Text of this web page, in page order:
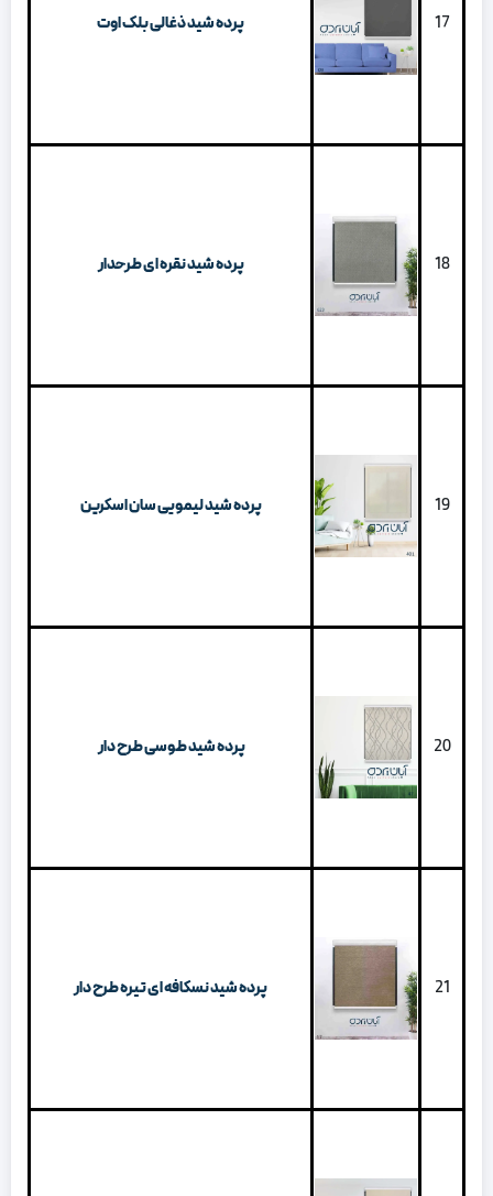
17 پرده شید ذغالی بلک اوت
18 پرده شید نقره ای طرحدار
19 پرده شید لیمویی سان اسکرین
20 پرده شید طوسی طرح دار
21 پرده شید نسکافه ای تیره طرح دار